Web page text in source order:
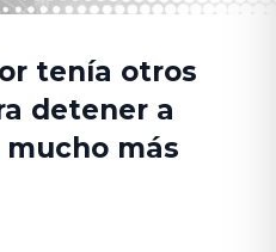
tenía otros
detener a
mucho más